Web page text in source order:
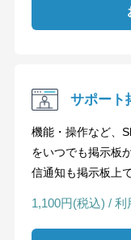
サポート
機能・操作など、
をいつでも掲示板
信通知も掲示板上
1,100円(税込) / 利